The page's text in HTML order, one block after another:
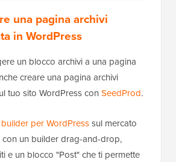
una pagina archivi
in WordPress
un blocco archivi a una pagina
creare una pagina archivi
tuo sito WordPress con SeedProd.
per WordPresssul mercato
con un builder drag-and-drop,
e un blocco "Post" che ti permette